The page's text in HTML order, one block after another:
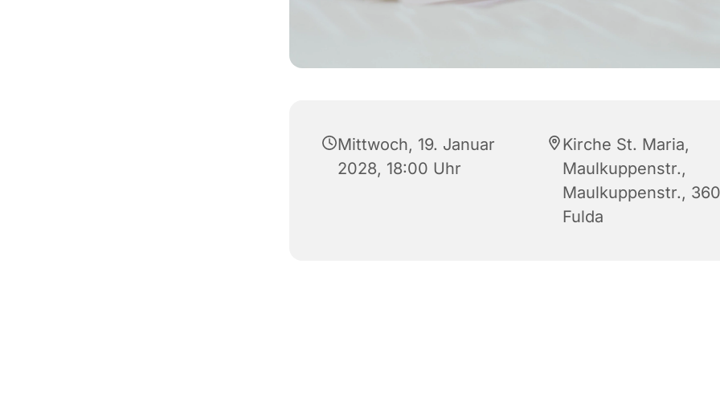
Mittwoch, 19. Januar
2028, 18:00 Uhr
Kirche St. Maria,
Maulkuppenstr.,
Maulkuppenstr.,
Fulda